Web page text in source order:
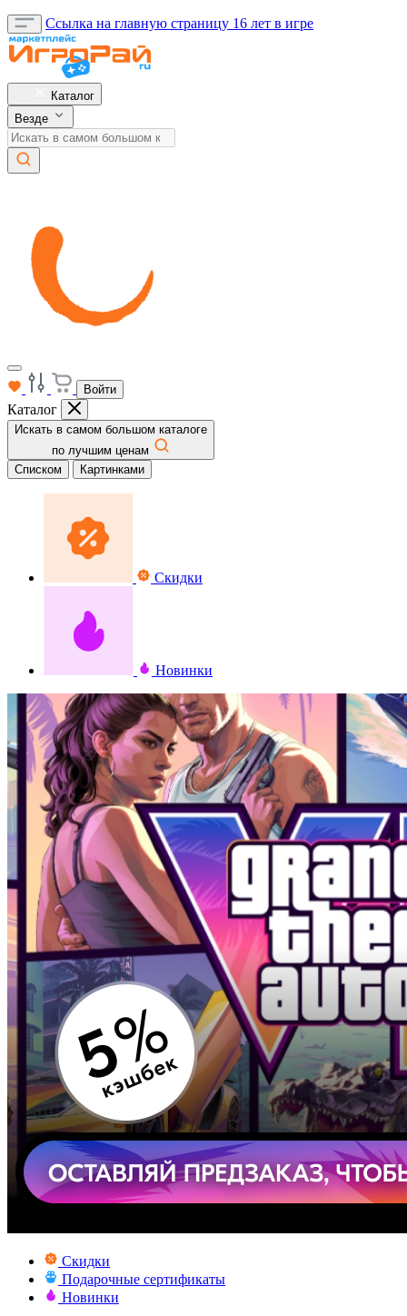
Ссылка на главную страницу 16 лет в игре
Каталог
Везде
Войти
Каталог
Искать в самом большом каталоге
по лучшим ценам
Списком
Картинками
Скидки
Новинки
Скидки
Подарочные сертификаты
Новинки